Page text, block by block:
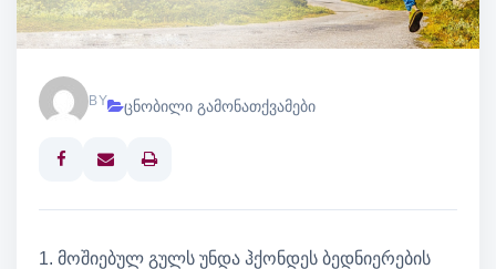
BY ცნობილი გამონათქვამები
Print
1. მოშიებულ გულს უნდა ჰქონდეს ბედნიერების